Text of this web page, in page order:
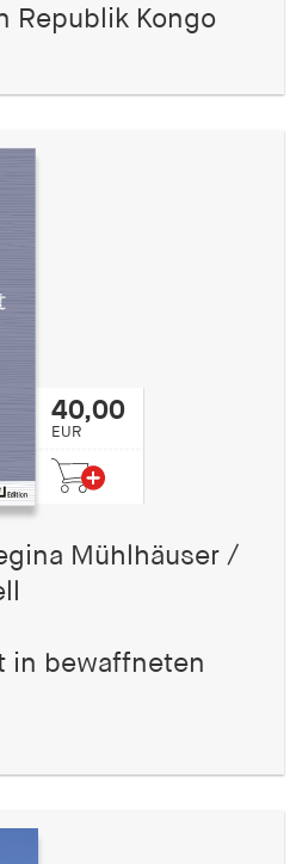
Republik Kongo
40,00
EUR
Mühlhäuser /
in bewaffneten